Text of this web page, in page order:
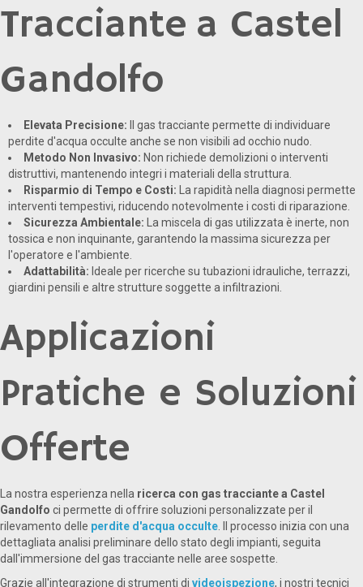
Tracciante a Castel
Gandolfo
Elevata Precisione: Il gas tracciante permette di individuare
perdite d'acqua occulte anche se non visibili ad occhio nudo.
Metodo Non Invasivo: Non richiede demolizioni o interventi
distruttivi, mantenendo integri i materiali della struttura.
Risparmio di Tempo e Costi: La rapidità nella diagnosi permette
interventi tempestivi, riducendo notevolmente i costi di riparazione.
Sicurezza Ambientale: La miscela di gas utilizzata è inerte, non
tossica e non inquinante, garantendo la massima sicurezza per
l'operatore e l'ambiente.
Adattabilità: Ideale per ricerche su tubazioni idrauliche, terrazzi,
giardini pensili e altre strutture soggette a infiltrazioni.
Applicazioni
Pratiche e Soluzioni
Offerte
La nostra esperienza nella ricerca con gas tracciante a Castel
Gandolfo ci permette di offrire soluzioni personalizzate per il
rilevamento delle perdite d'acqua occulte . Il processo inizia con una
dettagliata analisi preliminare dello stato degli impianti, seguita
dall'immersione del gas tracciante nelle aree sospette.
Grazie all'integrazione di strumenti di videoispezione, i nostri tecnici